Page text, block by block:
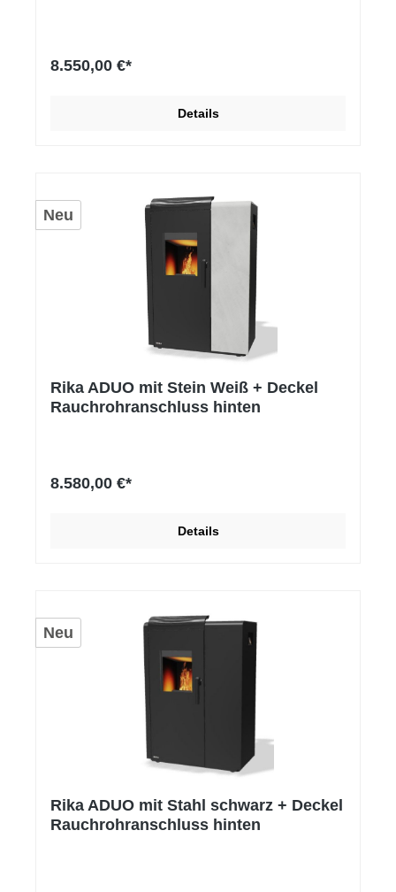
8.550,00 €*
Details
Neu
Rika ADUO mit Stein Weiß + Deckel
Rauchrohranschluss hinten
8.580,00 €*
Details
Neu
Rika ADUO mit Stahl schwarz + Deckel
Rauchrohranschluss hinten